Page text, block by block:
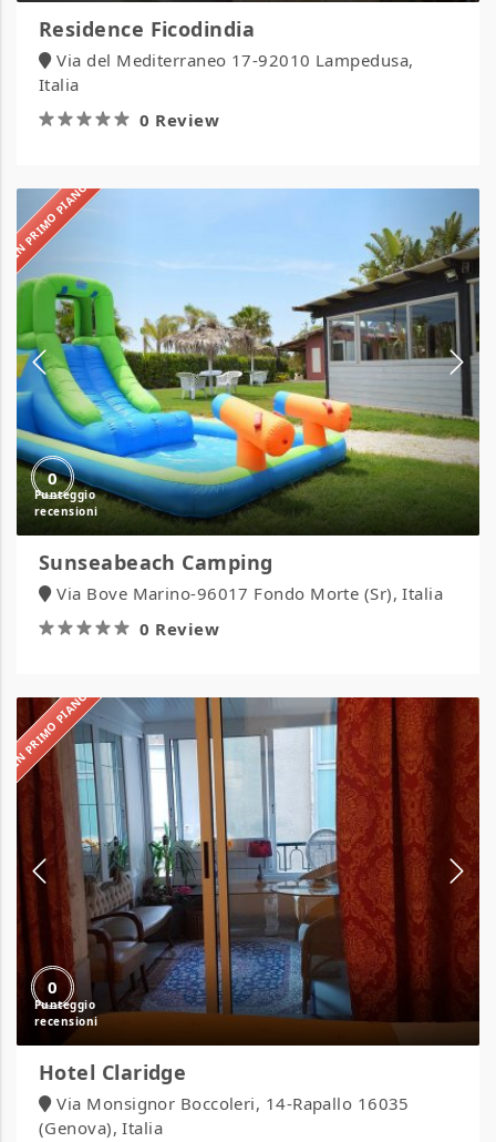
Residence Ficodindia
Via del Mediterraneo 17-92010 Lampedusa,
Italia
0 Review
IN PRIMO PIANO
0
Sunseabeach Camping
Via Bove Marino-96017 Fondo Morte (Sr), Italia
0 Review
IN PRIMO PIANO
0
Claridge
Hotel Claridge
Via Monsignor Boccoleri, 14-Rapallo 16035
(Genova), Italia